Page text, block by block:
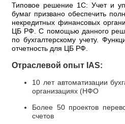
Типовое решение 1С: Учет и
бумаг призвано обеспечить
некредитных финансовых
ЦБ РФ. С помощью данного
по бухгалтерскому учету.
отчетность для ЦБ РФ.
Отраслевой опыт IAS:
10 лет автоматизации
организациях (НФО
Более 50 проектов
счетов